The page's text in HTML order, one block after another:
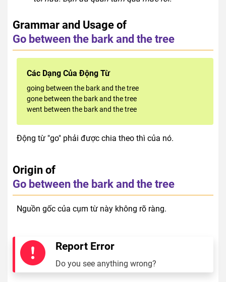
Grammar and Usage of
Go between the bark and the tree
Các Dạng Của Động Từ
going between the bark and the tree
gone between the bark and the tree
went between the bark and the tree
Động từ "go" phải được chia theo thì của nó.
Origin of
Go between the bark and the tree
Nguồn gốc của cụm từ này không rõ ràng.
Report Error
Do you see anything wrong?